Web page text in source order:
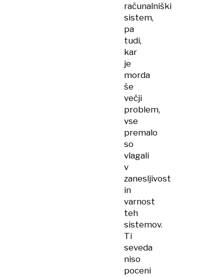
računalniški
sistem,
pa
tudi,
kar
je
morda
še
večji
problem,
vse
premalo
so
vlagali
v
zanesljivost
in
varnost
teh
sistemov.
Ti
seveda
niso
poceni